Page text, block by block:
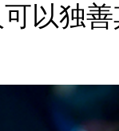
以独